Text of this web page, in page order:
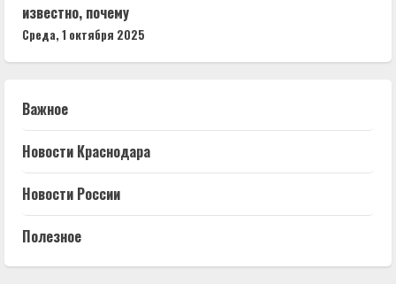
известно, почему
Среда, 1 октября 2025
Важное
Новости Краснодара
Новости России
Полезное